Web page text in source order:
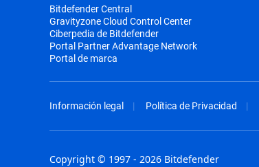
Bitdefender Central
Gravityzone Cloud Control Center
Ciberpedia de Bitdefender
Portal Partner Advantage Network
Portal de marca
Información legal Política de Privacidad
Copyright © 1997 - 2026 Bitdefender